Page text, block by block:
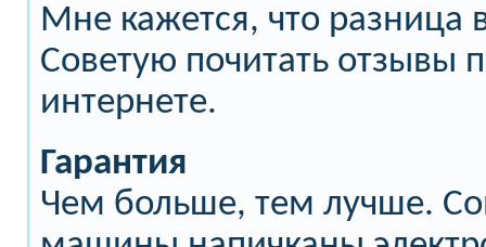
Мне кажется, что разница
Советую почитать отзывы
интернете.
Гарантия
Чем больше, тем лучше.